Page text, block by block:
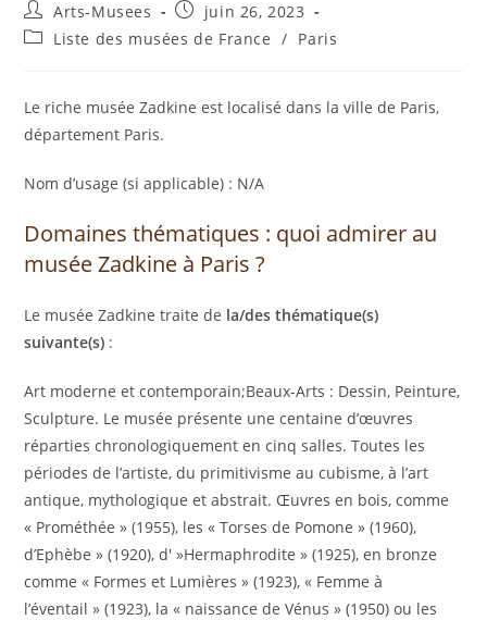
Arts-Musees
juin 26, 2023
Liste des musées de France / Paris
Le riche musée Zadkine est localisé dans la ville de Paris,
département Paris.
Nom d’usage (si applicable) : N/A
Domaines thématiques : quoi admirer au
musée Zadkine à Paris ?
Le musée Zadkine traite de la/des thématique(s)
suivante(s) :
Art moderne et contemporain;Beaux-Arts : Dessin, Peinture,
Sculpture. Le musée présente une centaine d’œuvres
réparties chronologiquement en cinq salles. Toutes les
périodes de l’artiste, du primitivisme au cubisme, à l’art
antique, mythologique et abstrait. Œuvres en bois, comme
« Prométhée » (1955), les « Torses de Pomone » (1960),
d’Ephèbe » (1920), d' »Hermaphrodite » (1925), en bronze
comme « Formes et Lumières » (1923), « Femme à
l’éventail » (1923), la « naissance de Vénus » (1950) ou les